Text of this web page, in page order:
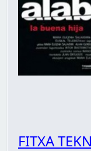
FITXA